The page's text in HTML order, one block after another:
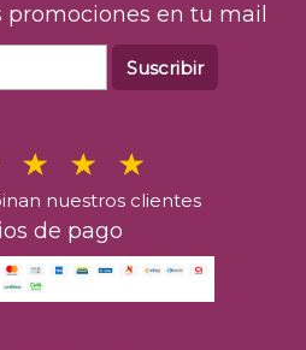
promociones en tu mail
Suscribir
nuestros clientes
de pago